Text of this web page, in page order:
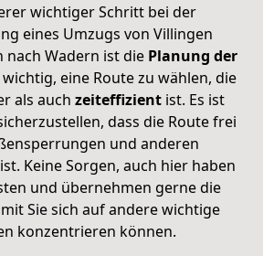
wichtiger Schritt bei der
eines Umzugs von Villingen
nach Wadern ist die Planung der
wichtig, eine Route zu wählen, die
als auch zeiteffizientist. Es ist
dass die Route frei
und anderen
Keine Sorgen, auch hier haben
und übernehmen gerne die
Sie sich auf andere wichtige
konzentrieren können.